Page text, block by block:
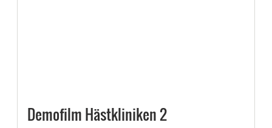
Demofilm Hästkliniken 2